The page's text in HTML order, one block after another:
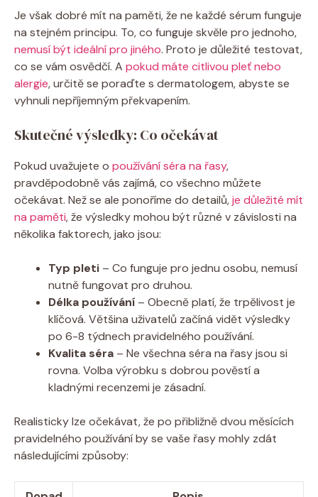
Je však dobré mít na paměti, že ne každé sérum funguje
na stejném principu. To, co funguje skvěle pro jednoho,
nemusí být ideální pro jiného. Proto je důležité testovat,
co se vám osvědčí. A pokud máte citlivou pleť nebo
alergie, určitě se poraďte s dermatologem, abyste se
vyhnuli nepříjemným překvapením.
Skutečné výsledky: Co očekávat
Pokud uvažujete o používání séra na řasy,
pravděpodobně vás zajímá, co všechno můžete
očekávat. Než se ale ponoříme do detailů,je důležité mít
na paměti, že výsledky mohou být různé v závislosti na
několika faktorech, jako jsou:
Typ pleti – Co funguje pro jednu osobu, nemusí
nutně fungovat pro druhou.
Délka používání – Obecně platí, že trpělivost je
klíčová. Většina uživatelů začíná vidět výsledky
po 6-8 týdnech pravidelného používání.
Kvalita séra – Ne všechna séra na řasy jsou si
rovna. Volba výrobku s dobrou pověstí a
kladnými recenzemi je zásadní.
Realisticky lze očekávat, že po přibližně dvou měsících
pravidelného používání by se vaše řasy mohly zdát
následujícími způsoby: